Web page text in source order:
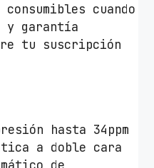
cuando
y garantía
tu suscripción
hasta 34ppm
a doble cara